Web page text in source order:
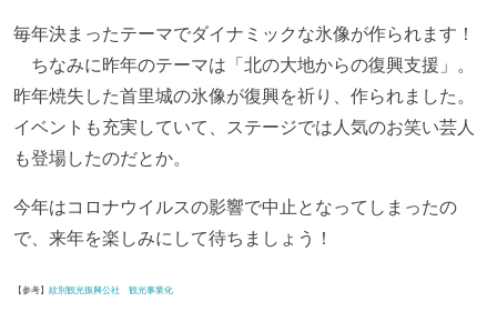
毎年決まったテーマでダイナミックな氷像が作られます！
ちなみに昨年のテーマは「北の大地からの復興支援」。
昨年焼失した首里城の氷像が復興を祈り、作られました。
イベントも充実していて、ステージでは人気のお笑い芸人
も登場したのだとか。
今年はコロナウイルスの影響で中止となってしまったの
で、来年を楽しみにして待ちましょう！
【参考】 紋別観光振興公社 観光事業化